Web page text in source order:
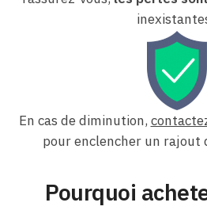
En cas de diminution,
pour enclencher un rajout
Pourquoi